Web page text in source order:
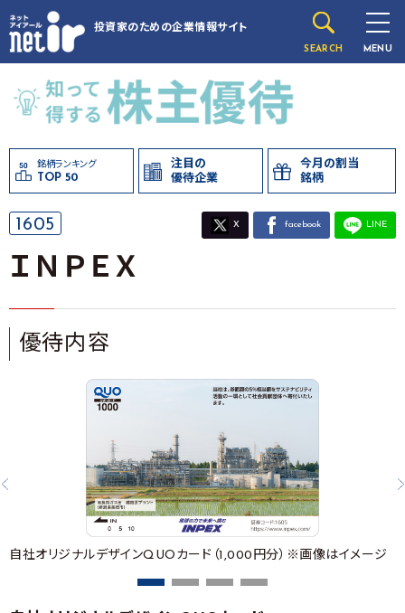
投資家のための企業情報サイト
SEARCH MENU
銘柄ランキング
TOP 50
注目の
優待企業
今月の割当
銘柄
1605 X facebook LINE
ＩＮＰＥＸ
優待内容
自社オリジナルデザインQUOカード（1,000円分）※画像はイメージ